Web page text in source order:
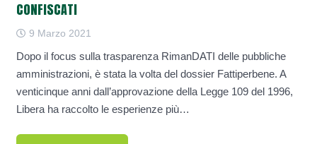
CONFISCATI
9 Marzo 2021
Dopo il focus sulla trasparenza RimanDATI delle pubbliche
amministrazioni, è stata la volta del dossier Fattiperbene. A
venticinque anni dall’approvazione della Legge 109 del 1996,
Libera ha raccolto le esperienze più…